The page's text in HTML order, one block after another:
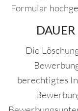
Formular
Die
berechtigtes